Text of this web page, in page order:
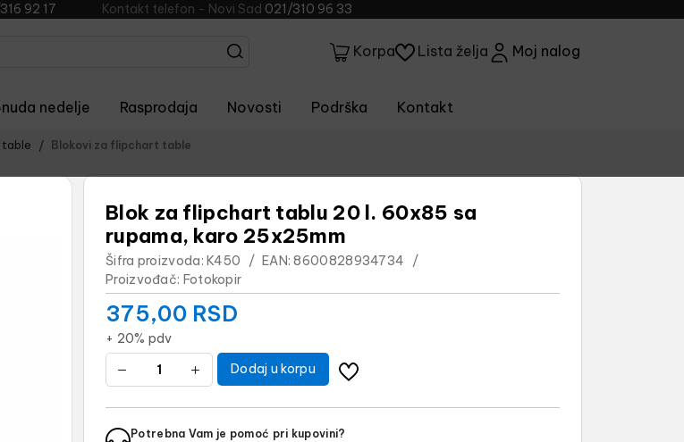
92 17 Kontakt telefon - Novi Sad 021/310 96 33
Moj nalog
Korpa Lista želja
nedelje Rasprodaja Novosti Podrška Kontakt
table Blokovi za flipchart table
Blok za flipchart tablu 20 l. 60x85 sa
rupama, karo 25x25mm
Šifra proizvoda:K450 / EAN: 8600828934734
/
Proizvođač: Fotokopir
375,00 RSD
+ 20% pdv
Dodaj u korpu
Potrebna Vam je pomoć pri kupovini?